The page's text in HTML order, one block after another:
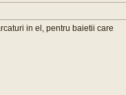
in el, pentru baietii care